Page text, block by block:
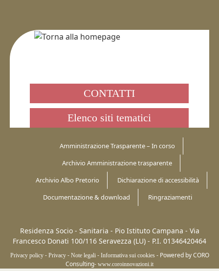
CONTATTI
Elenco siti tematici
Amministrazione Trasparente – In corso
Archivio Amministrazione trasparente
Archivio Albo Pretorio
Dichiarazione di accessibilità
Documentazione & download
Ringraziamenti
Residenza Socio - Sanitaria - Pio Istituto Campana - Via
Francesco Donati 100/116 Seravezza (LU) - P.I. 01346420464
Privacy policy- Privacy- Note legali- Informativa sui cookies- Powered by CORO
Consulting- www.coroinnovazioni.it